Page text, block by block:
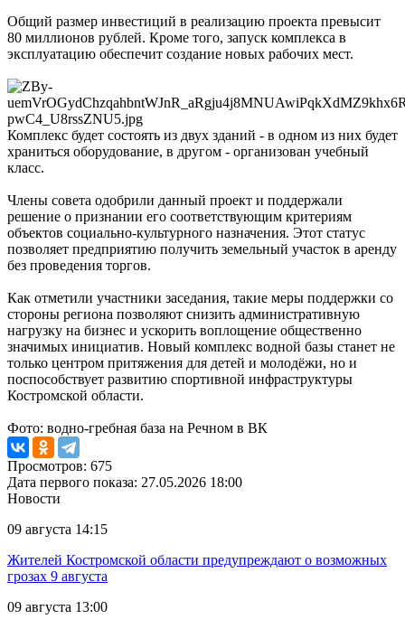
Общий размер инвестиций в реализацию проекта превысит
80 миллионов рублей. Кроме того, запуск комплекса в
эксплуатацию обеспечит создание новых рабочих мест.
Комплекс будет состоять из двух зданий - в одном из них будет
храниться оборудование, в другом - организован учебный
класс.
Члены совета одобрили данный проект и поддержали
решение о признании его соответствующим критериям
объектов социально-культурного назначения. Этот статус
позволяет предприятию получить земельный участок в аренду
без проведения торгов.
Как отметили участники заседания, такие меры поддержки со
стороны региона позволяют снизить административную
нагрузку на бизнес и ускорить воплощение общественно
значимых инициатив. Новый комплекс водной базы станет не
только центром притяжения для детей и молодёжи, но и
поспособствует развитию спортивной инфраструктуры
Костромской области.
Фото: водно-гребная база на Речном в ВК
Просмотров: 675
Дата первого показа: 27.05.2026 18:00
Новости
09 августа 14:15
Жителей Костромской области предупреждают о возможных
грозах 9 августа
09 августа 13:00